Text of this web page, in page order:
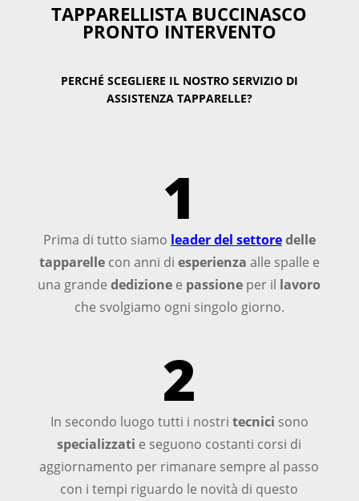
TAPPARELLISTA BUCCINASCO
PRONTO INTERVENTO
PERCHÉ SCEGLIERE IL NOSTRO SERVIZIO DI
ASSISTENZA TAPPARELLE?
1
Prima di tutto siamo leader del settoredelle
tapparellecon anni di esperienza alle spalle e
una grandededizione e passione per il lavoro
che svolgiamo ogni singolo giorno.
2
In secondo luogo tutti i nostri tecnici sono
specializzati e seguono costanti corsi di
aggiornamento per rimanare sempre al passo
con i tempi riguardo le novità di questo